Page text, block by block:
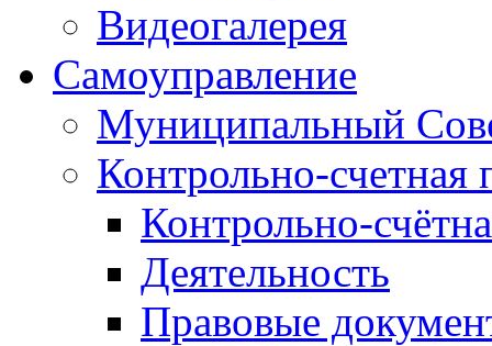
Видеогалерея
Самоуправление
Муниципальный
Контрольно-счетная
Контрольно-
Деятельность
Правовые